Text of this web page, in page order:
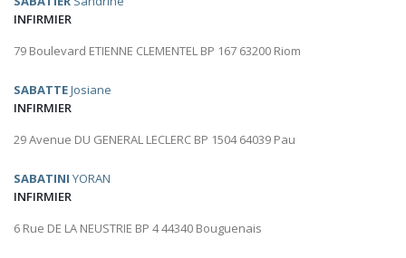
INFIRMIER
79 Boulevard ETIENNE CLEMENTEL BP 167 63200 Riom
SABATTEJosiane
INFIRMIER
29 Avenue DU GENERAL LECLERC BP 1504 64039 Pau
SABATINI YORAN
INFIRMIER
6 Rue DE LA NEUSTRIE BP 4 44340 Bouguenais